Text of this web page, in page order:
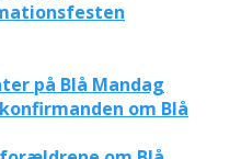
på Blå Mandag
om Blå